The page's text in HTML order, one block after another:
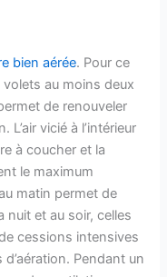
bien aérée. Pour ce
au moins deux
de renouveler
L’air vicié à l’intérieur
à coucher et la
le maximum
matin permet de
nuit et au soir, celles
cessions intensives
Pendant un